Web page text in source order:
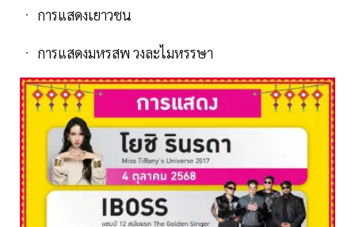
ㆍ การแสดงเยาวชน
ㆍ การแสดงมหรสพ วงละไมหรรษา